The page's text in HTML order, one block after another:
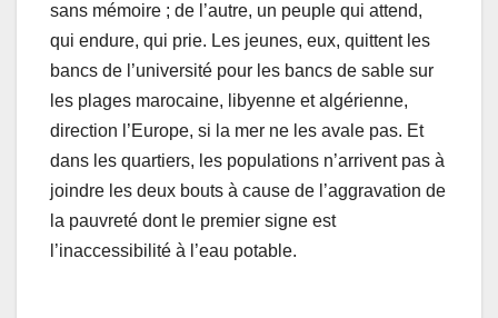
sans mémoire ; de l’autre, un peuple qui attend,
qui endure, qui prie. Les jeunes, eux, quittent les
bancs de l’université pour les bancs de sable sur
les plages marocaine, libyenne et algérienne,
direction l’Europe, si la mer ne les avale pas. Et
dans les quartiers, les populations n’arrivent pas à
joindre les deux bouts à cause de l’aggravation de
la pauvreté dont le premier signe est
l’inaccessibilité à l’eau potable.